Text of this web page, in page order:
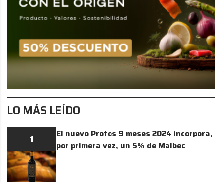
LO MÁS LEÍDO
1
El nuevo Protos 9 meses 2024 incorpora,
por primera vez, un 5% de Malbec